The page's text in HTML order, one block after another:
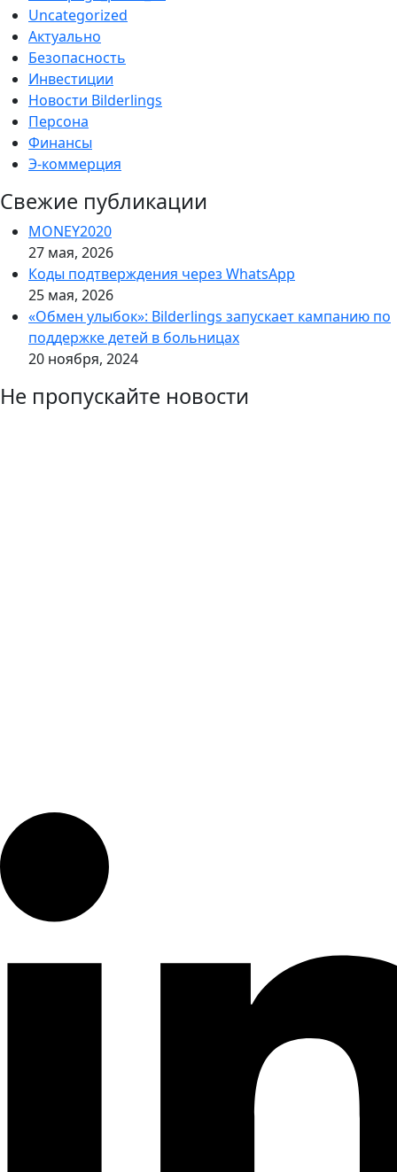
Uncategorized
Актуально
Безопасность
Инвестиции
Новости Bilderlings
Персона
Финансы
Э-коммерция
Свежие публикации
MONEY2020
27 мая, 2026
Коды подтверждения через WhatsApp
25 мая, 2026
«Обмен улыбок»: Bilderlings запускает кампанию по
поддержке детей в больницах
20 ноября, 2024
Не пропускайте новости